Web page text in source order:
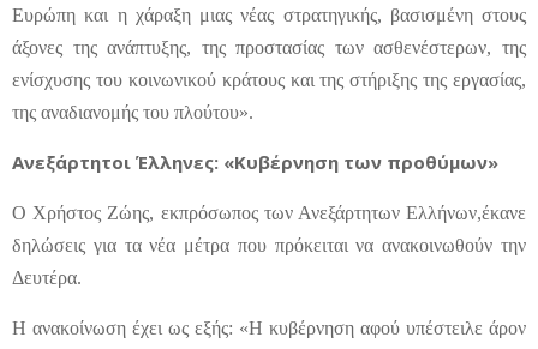
Ευρώπη και η χάραξη μιας νέας στρατηγικής, βασισμένη στους
άξονες της ανάπτυξης, της προστασίας των ασθενέστερων, της
ενίσχυσης του κοινωνικού κράτους και της στήριξης της εργασίας,
της αναδιανομής του πλούτου».
Ανεξάρτητοι Έλληνες: «Κυβέρνηση των προθύμων»
Ο Χρήστος Ζώης, εκπρόσωπος των Ανεξάρτητων Ελλήνων,έκανε
δηλώσεις για τα νέα μέτρα που πρόκειται να ανακοινωθούν την
Δευτέρα.
Η ανακοίνωση έχει ως εξής: «Η κυβέρνηση αφού υπέστειλε άρον